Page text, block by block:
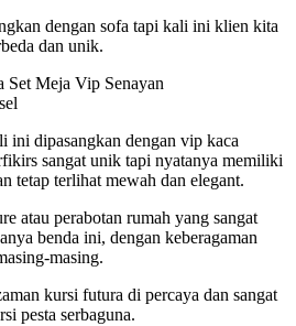
dengan sofa tapi kali ini klien kita
dan unik.
ini dipasangkan dengan vip kaca
sangat unik tapi nyatanya memiliki
tetap terlihat mewah dan elegant.
atau perabotan rumah yang sangat
benda ini, dengan keberagaman
masing.
kursi futura di percaya dan sangat
pesta serbaguna.